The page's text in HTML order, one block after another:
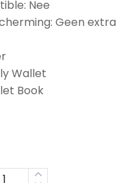
Nee
Geen extra
Wallet
Book